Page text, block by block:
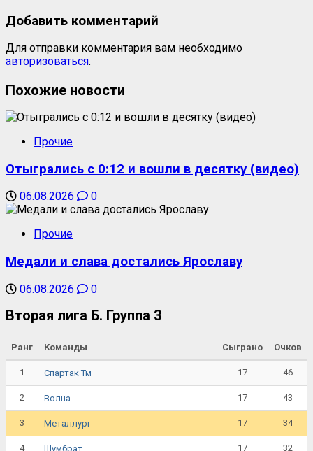
Добавить комментарий
Для отправки комментария вам необходимо
авторизоваться.
Похожие новости
Прочие
Отыгрались с 0:12 и вошли в десятку (видео)
06.08.2026 0
Прочие
Медали и слава достались Ярославу
06.08.2026 0
Вторая лига Б. Группа 3
Ранг Команды Сыграно Очков
1 Спартак Тм 17 46
2 Волна 17 43
3 Металлург 17 34
4 Шумбрат 17 32